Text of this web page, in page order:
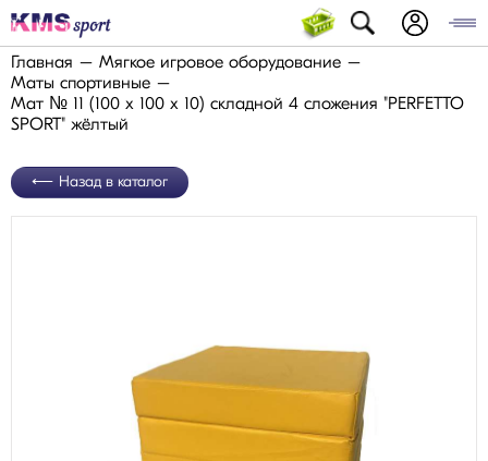
Главная
Мягкое игровое оборудование
Маты спортивные
Мат № 11 (100 х 100 х 10) складной 4 сложения "PERFETTO
SPORT" жёлтый
Назад в каталог